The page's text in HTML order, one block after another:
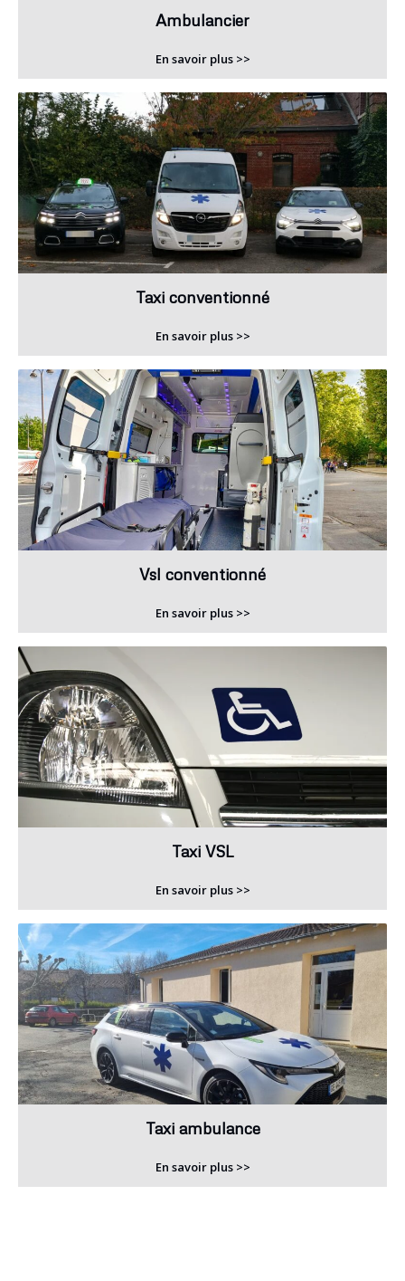
Ambulancier
En savoir plus >>
Taxi conventionné
En savoir plus >>
Vsl conventionné
En savoir plus >>
Taxi VSL
En savoir plus >>
Taxi ambulance
En savoir plus >>